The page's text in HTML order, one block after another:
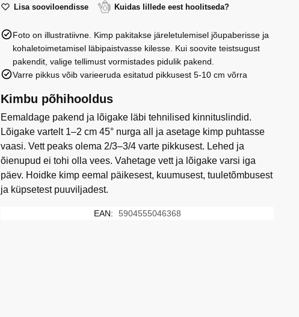
värvid
1
pakk/10
tk
Lisa sooviloendisse Kuidas lillede eest hoolitseda?
Foto on illustratiivne. Kimp pakitakse järeletulemisel jõupaberisse ja
kohaletoimetamisel läbipaistvasse kilesse. Kui soovite teistsugust
pakendit, valige tellimust vormistades pidulik pakend.
Varre pikkus võib varieeruda esitatud pikkusest 5-10 cm võrra
Kimbu põhihooldus
Eemaldage pakend ja lõigake läbi tehnilised kinnituslindid.
Lõigake vartelt 1–2 cm 45° nurga all ja asetage kimp puhtasse
vaasi. Vett peaks olema 2/3–3/4 varte pikkusest. Lehed ja
õienupud ei tohi olla vees. Vahetage vett ja lõigake varsi iga
päev. Hoidke kimp eemal päikesest, kuumusest, tuuletõmbusest
ja küpsetest puuviljadest.
EAN: 5904555046368